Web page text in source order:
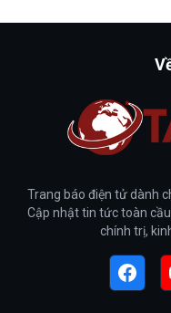
Trang báo điện tử dành
Cập nhật tin tức toàn
chính trị,